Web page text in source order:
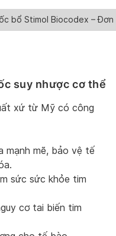
bổ Stimol Biocodex –
suy nhược cơ thể
xứ từ Mỹ có công
mạnh mẽ, bảo vệ tế
sức sức khỏe tim
cơ tai biến tim